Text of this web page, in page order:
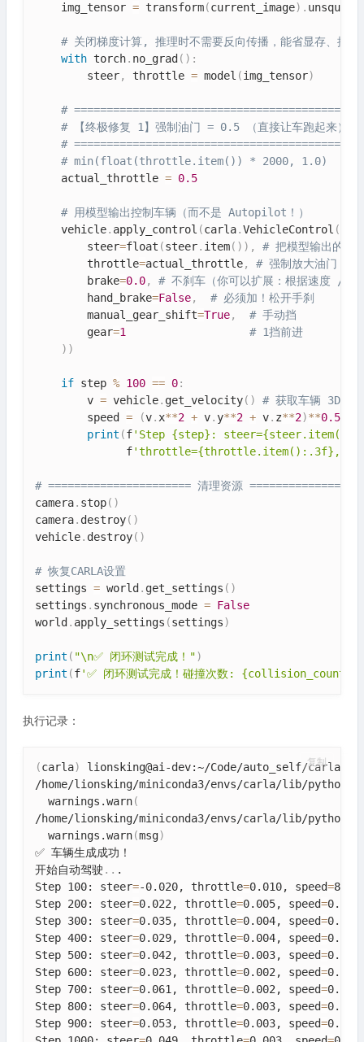
    img_tensor
= transform(current_image) .
# 关闭梯度计算, 推理时不需要反向传播，能省显存、提速
with torch. no_grad ( ) :
        steer
, throttle = model (img_tensor)
#
# 【终极修复 1】强制油门 = 0.5 （直接让车跑起来）
#
# min(float(throttle.item()) * 2000, 1.0)
    actual_throttle
= 0.5
# 用模型输出控制车辆（而不是 Autopilot！）
    vehicle
. apply_control (carla.VehicleControl (
        steer
=float (steer. item( ) ) ,
# 把模型输出的
        throttle
=actual_throttle,
# 强制放大油门
        brake
=0.0,
# 不刹车（你可以扩展：根据速度 / 距
        hand_brake
=False,
# 必须加！松开手刹
        manual_gear_shift
=True,
# 手动挡
        gear
=1
# 1挡前进
) )
if step % 100 == 0:
        v
= vehicle. get_velocity( )
# 获取车辆 3D 速
        speed
= (v. x**2 + v. y**2 + v. z**2)**0.5
print (f'Step {step}:
              f
'throttle={throttle.item():.3f},
# ====================== 清理资源
camera. stop( )
camera. destroy( )
vehicle. destroy( )
# 恢复CARLA设置
settings = world . get_settings ( )
settings . synchronous_mode = False
world . apply_settings (settings)
print ( "\n✅ 闭环测试完成！")
print (f'✅ 闭环测试完成！碰撞次数: {collision_count}'
执行记录：
(carla)
lionsking@ai-dev:~/Code/auto_self/
/home/lionsking/miniconda3/envs/carla/lib/
  warnings.warn
(
/home/lionsking/miniconda3/envs/carla/lib/
  warnings.warn
(msg)
✅ 车辆生成成功！
开始自动驾驶 .. .
Step 100: steer=-0.020, throttle=0.010, speed=
Step 200: steer=0.022, throttle=0.005, speed=0.0m/
Step 300: steer=0.035, throttle=0.004, speed=0.0m/
Step 400: steer=0.029, throttle=0.004, speed=0.0m/
Step 500: steer=0.042, throttle=0.003, speed=0.0m/
Step 600: steer=0.023, throttle=0.002, speed=0.0m/
Step 700: steer=0.061, throttle=0.002, speed=0.0m/
Step 800: steer=0.064, throttle=0.003, speed=0.0m/
Step 900: steer=0.053, throttle=0.003, speed=0.0m/
复制